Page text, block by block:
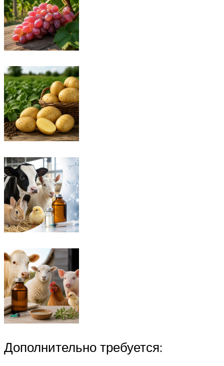
Дополнительно требуется: